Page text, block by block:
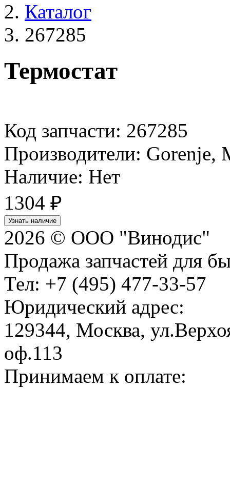
Каталог
267285
Термостат
Код запчасти: 267285
Производители: Gorenje,
Наличие: Нет
1304 ₽
Узнать наличие
2026 © ООО "Винодис"
Продажа запчастей для
Тел: +7 (495) 477-33-57
Юридический адрес:
129344, Москва,
оф.113
Принимаем к оплате: